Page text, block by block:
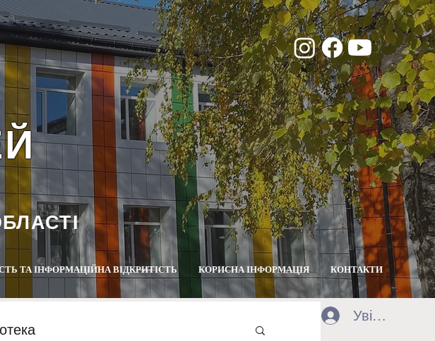
ТА ІНФОРМАЦІЙНА ВІДКРИТІСТЬ КОРИСНА ІНФОРМАЦІЯ КОНТАКТИ
Увійти